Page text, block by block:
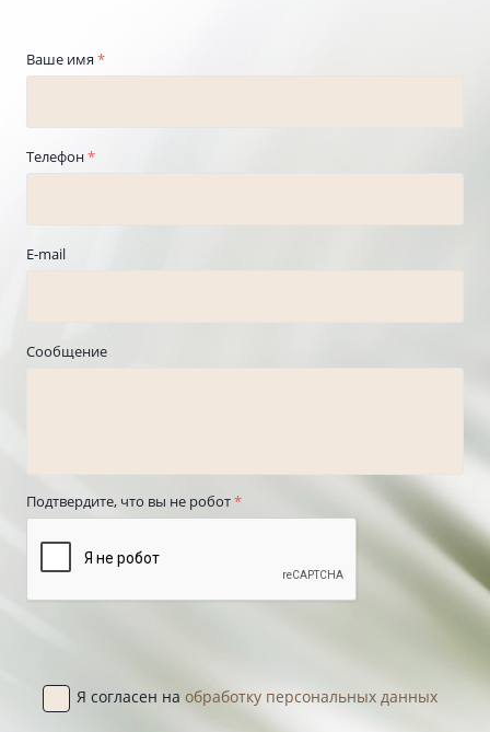
Ваше имя *
Телефон*
E-mail
Сообщение
Подтвердите, что вы не робот*
Я согласен на обработку персональных данных